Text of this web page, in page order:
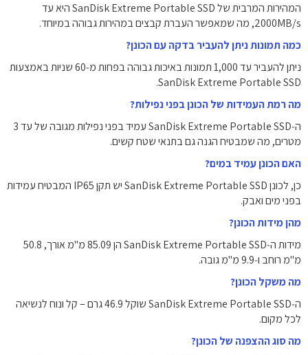
המהירות המרבית של SanDisk Extreme Portable SSD היא עד
2000MB/s, מה שמאפשר העברת קבצים במהירות גבוהה במיוחד.
כמה תמונות ניתן להעביר בדקה עם הכונן?
ניתן להעביר עד 1,000 תמונות באיכות גבוהה בפחות מ‑60 שניות באמצעות
SanDisk Extreme Portable SSD.
מה רמת העמידות של הכונן בפני נפילות?
ה‑SanDisk Extreme Portable SSD עמיד בפני נפילות מגובה של עד 3
מטרים, מה שמבטיח הגנה גם בתנאי שטח קשים.
האם הכונן עמיד במים?
כן, לכונן SanDisk Extreme Portable SSD יש תקן IP65 המבטיח עמידות
בפני מים ואבק.
מהן מידות הכונן?
מידות ה‑SanDisk Extreme Portable SSD הן ‎85.09 מ"מ אורך, ‎50.8
מ"מ רוחב ו‑9.9 מ"מ גובה.
מה משקל הכונן?
ה‑SanDisk Extreme Portable SSD שוקל ‎46.9 גרם – קל ונוח לנשיאה
לכל מקום.
מה סוג ההצפנה של הכונן?